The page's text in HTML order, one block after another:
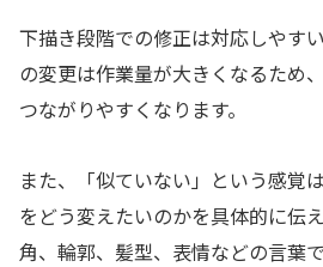
下描き段階での修正は対応しやす
の変更は作業量が大きくなるため
つながりやすくなります。
また、「似ていない」という感覚
をどう変えたいのかを具体的に伝
角、輪郭、髪型、表情などの言葉